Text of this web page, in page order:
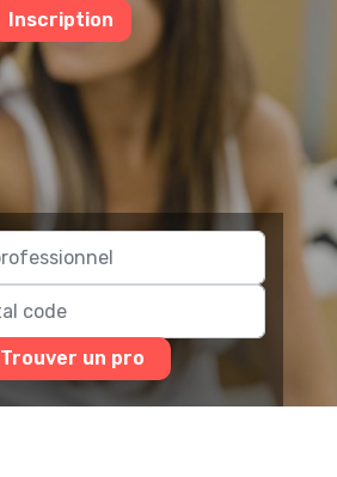
Inscription
Trouver un pro